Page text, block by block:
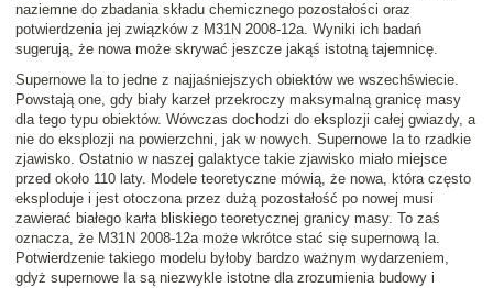
naziemne do zbadania składu chemicznego pozostałości oraz
potwierdzenia jej związków z M31N 2008-12a. Wyniki ich badań
sugerują, że nowa może skrywać jeszcze jakąś istotną tajemnicę.
Supernowe Ia to jedne z najjaśniejszych obiektów we wszechświecie.
Powstają one, gdy biały karzeł przekroczy maksymalną granicę masy
dla tego typu obiektów. Wówczas dochodzi do eksplozji całej gwiazdy, a
nie do eksplozji na powierzchni, jak w nowych. Supernowe Ia to rzadkie
zjawisko. Ostatnio w naszej galaktyce takie zjawisko miało miejsce
przed około 110 laty. Modele teoretyczne mówią, że nowa, która często
eksploduje i jest otoczona przez dużą pozostałość po nowej musi
zawierać białego karła bliskiego teoretycznej granicy masy. To zaś
oznacza, że M31N 2008-12a może wkrótce stać się supernową Ia.
Potwierdzenie takiego modelu byłoby bardzo ważnym wydarzeniem,
gdyż supernowe Ia są niezwykle istotne dla zrozumienia budowy i